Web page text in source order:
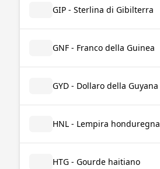
GIP - Sterlina di Gibilterra
GNF - Franco della Guinea
GYD - Dollaro della Guyana
HNL - Lempira honduregna
HTG - Gourde haitiano